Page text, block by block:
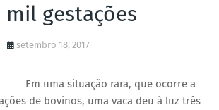
mil gestações
setembro 18, 2017
Em uma situação rara, que ocorre a
de bovinos, uma vaca deu à luz três